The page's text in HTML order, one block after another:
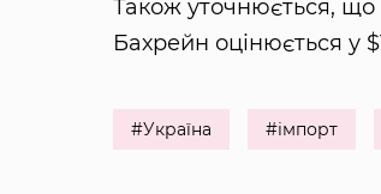
Також уточнюється, що
Бахрейн оцінюється у
#Україна #імпорт